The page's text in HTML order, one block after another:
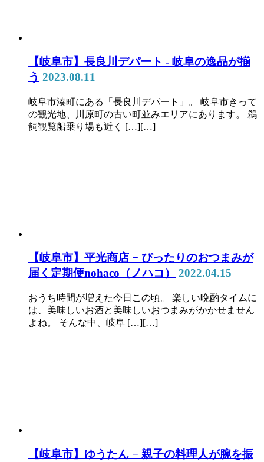
【岐阜市】長良川デパート ‐ 岐阜の逸品が揃
う 2023.08.11
岐阜市湊町にある「長良川デパート」。 岐阜市きって
の観光地、川原町の古い町並みエリアにあります。 鵜
飼観覧船乗り場も近く […][…]
【岐阜市】平光商店 − ぴったりのおつまみが
届く定期便nohaco（ノハコ）
2022.04.15
おうち時間が増えた今日この頃。 楽しい晩酌タイムに
は、美味しいお酒と美味しいおつまみがかかせません
よね。 そんな中、岐阜 […][…]
【岐阜市】ゆうたん − 親子の料理人が腕を振